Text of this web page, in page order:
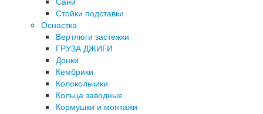
Стойки подставки
Оснастка
Вертлюги застежки
ГРУЗА ДЖИГИ
Донки
Кембрики
Колокольчики
Кольца заводные
Кормушки и монтажи